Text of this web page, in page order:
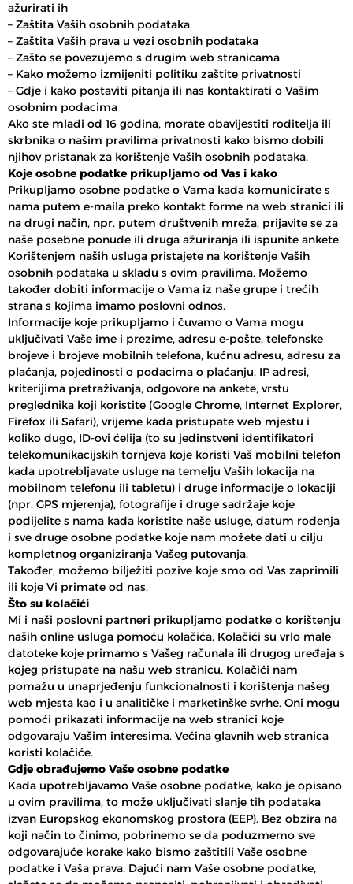
ažurirati ih
– Zaštita Vaših osobnih podataka
– Zaštita Vaših prava u vezi osobnih podataka
– Zašto se povezujemo s drugim web stranicama
– Kako možemo izmijeniti politiku zaštite privatnosti
– Gdje i kako postaviti pitanja ili nas kontaktirati o Vašim
osobnim podacima
Ako ste mlađi od 16 godina, morate obavijestiti roditelja ili
skrbnika o našim pravilima privatnosti kako bismo dobili
njihov pristanak za korištenje Vaših osobnih podataka.
Koje osobne podatke prikupljamo od Vas i kako
Prikupljamo osobne podatke o Vama kada komunicirate s
nama putem e-maila preko kontakt forme na web stranici ili
na drugi način, npr. putem društvenih mreža, prijavite se za
naše posebne ponude ili druga ažuriranja ili ispunite ankete.
Korištenjem naših usluga pristajete na korištenje Vaših
osobnih podataka u skladu s ovim pravilima. Možemo
također dobiti informacije o Vama iz naše grupe i trećih
strana s kojima imamo poslovni odnos.
Informacije koje prikupljamo i čuvamo o Vama mogu
uključivati Vaše ime i prezime, adresu e-pošte, telefonske
brojeve i brojeve mobilnih telefona, kućnu adresu, adresu za
plaćanja, pojedinosti o podacima o plaćanju, IP adresi,
kriterijima pretraživanja, odgovore na ankete, vrstu
preglednika koji koristite (Google Chrome, Internet Explorer,
Firefox ili Safari), vrijeme kada pristupate web mjestu i
koliko dugo, ID-ovi ćelija (to su jedinstveni identifikatori
telekomunikacijskih tornjeva koje koristi Vaš mobilni telefon
kada upotrebljavate usluge na temelju Vaših lokacija na
mobilnom telefonu ili tabletu) i druge informacije o lokaciji
(npr. GPS mjerenja), fotografije i druge sadržaje koje
podijelite s nama kada koristite naše usluge, datum rođenja
i sve druge osobne podatke koje nam možete dati u cilju
kompletnog organiziranja Vašeg putovanja.
Također, možemo bilježiti pozive koje smo od Vas zaprimili
ili koje Vi primate od nas.
Što su kolačići
Mi i naši poslovni partneri prikupljamo podatke o korištenju
naših online usluga pomoću kolačića. Kolačići su vrlo male
datoteke koje primamo s Vašeg računala ili drugog uređaja s
kojeg pristupate na našu web stranicu. Kolačići nam
pomažu u unaprjeđenju funkcionalnosti i korištenja našeg
web mjesta kao i u analitičke i marketinške svrhe. Oni mogu
pomoći prikazati informacije na web stranici koje
odgovaraju Vašim interesima. Većina glavnih web stranica
koristi kolačiće.
Gdje obrađujemo Vaše osobne podatke
Kada upotrebljavamo Vaše osobne podatke, kako je opisano
u ovim pravilima, to može uključivati slanje tih podataka
izvan Europskog ekonomskog prostora (EEP). Bez obzira na
koji način to činimo, pobrinemo se da poduzmemo sve
odgovarajuće korake kako bismo zaštitili Vaše osobne
podatke i Vaša prava. Dajući nam Vaše osobne podatke,